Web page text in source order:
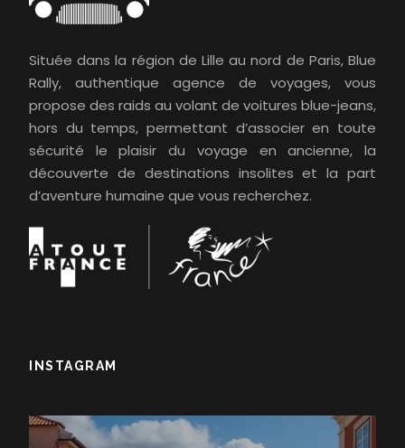
Située dans la région de Lille au nord de Paris, Blue
Rally, authentique agence de voyages, vous
propose des raids au volant de voitures blue-jeans,
hors du temps, permettant d’associer en toute
sécurité le plaisir du voyage en ancienne, la
découverte de destinations insolites et la part
d’aventure humaine que vous recherchez.
INSTAGRAM